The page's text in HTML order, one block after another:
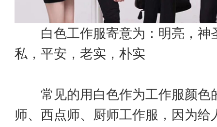
白色工作服寄意为：明亮，神
私，平安，老实，朴实
常见的用白色作为工作服颜色
师、西点师、厨师工作服，因为给